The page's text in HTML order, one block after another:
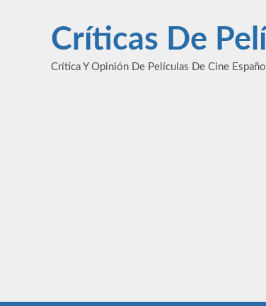
contenidoCríticas De
Crítica Y Opinión De Películas De Cine